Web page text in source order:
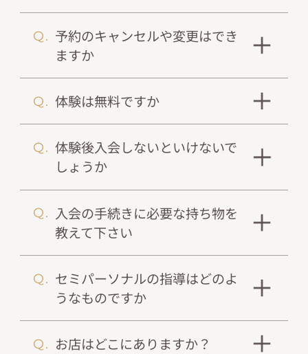
予約のキャンセルや変更はでき
ますか
体験は無料ですか
体験後入会しないといけないで
しょうか
入会の手続きに必要な持ち物を
教えて下さい
セミパーソナルの指導はどのよ
うなものですか
お店はどこにありますか？